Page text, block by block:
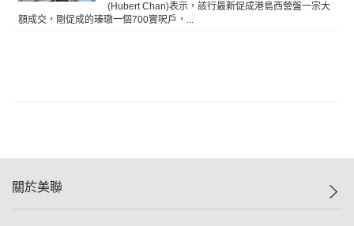
(Hubert Chan)表示，該行最新促成港島西營盤一宗大
額成交，剛促成的瑧璈一個700實呎戶，...
關於美聯